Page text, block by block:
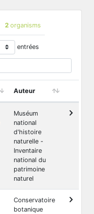
2 organisms
entrées
Auteur
Muséum
national
d'histoire
naturelle -
Inventaire
national du
patrimoine
naturel
Conservatoire
botanique